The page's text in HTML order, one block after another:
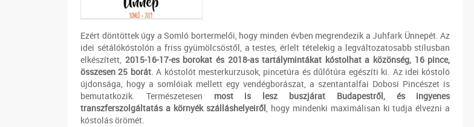
Ezért döntöttek úgy a Somló bortermelői, hogy minden évben megrendezik a Juhfark Ünnepét. Az
idei sétálókóstolón a friss gyümölcsöstől, a testes, érlelt tételekig a legváltozatosabb stílusban
elkészített, 2015-16-17-es borokat és 2018-as tartálymintákat kóstolhat a közönség, 16 pince,
összesen 25 borát. A kóstolót mesterkurzusok, pincetúra és dűlőtúra egészíti ki. Az idei kóstoló
újdonsága, hogy a somlóiak mellett egy vendégborászat, a szentantalfai Dobosi Pincészet is
bemutatkozik. Természetesen most is lesz buszjárat Budapestről, és ingyenes
transzferszolgáltatás a környék szálláshelyeiről, hogy mindenki maximálisan ki tudja élvezni a
kóstolás örömét.